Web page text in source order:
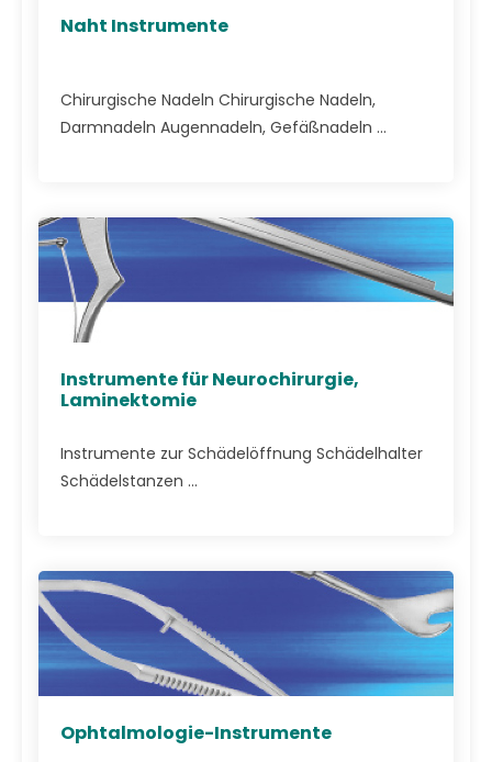
Naht Instrumente
Chirurgische Nadeln Chirurgische Nadeln,
Darmnadeln Augennadeln, Gefäßnadeln ...
Instrumente für Neurochirurgie,
Laminektomie
Instrumente zur Schädelöffnung Schädelhalter
Schädelstanzen ...
Ophtalmologie-Instrumente